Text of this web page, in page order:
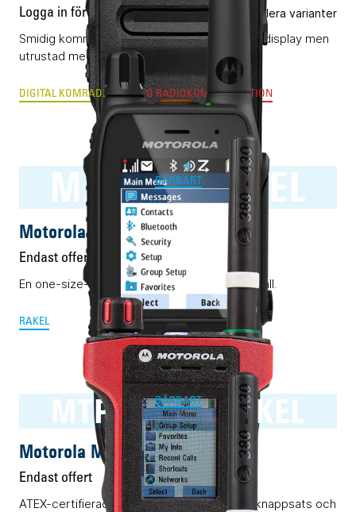
Logga in för pris Flera varianter
Smidig komradio (DMR) utan knappsats eller display men
utrustad med AI-optimerat ljud.
DIGITAL KOMRADIOANALOG RADIOKOMMUNIKATION
MXP600 RAKEL
BÄRBART
Motorola MXP600 RAKEL
Endast offert
En one-size-fits-all Rakelmobil. Nästan i alla fall.
RAKEL
MTP8550Ex RAKEL
BÄRBART
Motorola MTP8550Ex RAKEL
Endast offert
ATEX-certifierad Rakelmobil med komplett knappsats och